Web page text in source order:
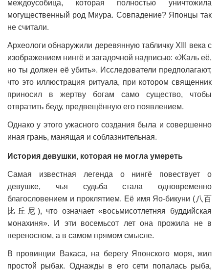
междоусобица, которая полностью уничтожила
могущественный род Миура. Совпадение? Японцы так
не считали.
Археологи обнаружили деревянную табличку XIII века с
изображением нингё и загадочной надписью: «Жаль её,
но ты должен её убить». Исследователи предполагают,
что это иллюстрация ритуала, при котором священник
приносил в жертву богам само существо, чтобы
отвратить беду, предвещённую его появлением.
Однако у этого ужасного создания была и совершенно
иная грань, манящая и соблазнительная.
История девушки, которая не могла умереть
Самая известная легенда о нингё повествует о
девушке, чья судьба стала одновременно
благословением и проклятием. Её имя Яо-бикуни (八百
比丘尼), что означает «восьмисотлетняя буддийская
монахиня». И эти восемьсот лет она прожила не в
переносном, а в самом прямом смысле.
В провинции Вакаса, на берегу Японского моря, жил
простой рыбак. Однажды в его сети попалась рыба,